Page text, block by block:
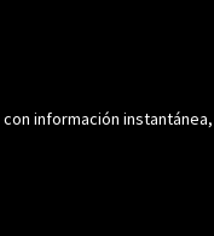
información